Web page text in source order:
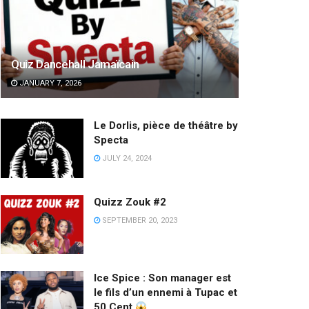
Quiz Dancehall Jamaïcain
JANUARY 7, 2026
Le Dorlis, pièce de théâtre by
Specta
JULY 24, 2024
Quizz Zouk #2
SEPTEMBER 20, 2023
Ice Spice : Son manager est
le fils d’un ennemi à Tupac et